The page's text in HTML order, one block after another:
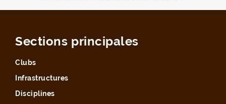
Sections principales
Clubs
Infrastructures
Disciplines